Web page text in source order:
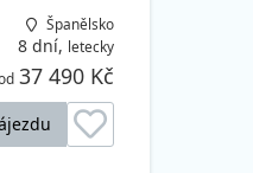
Španělsko
8 dní, letecky
37 490 Kč